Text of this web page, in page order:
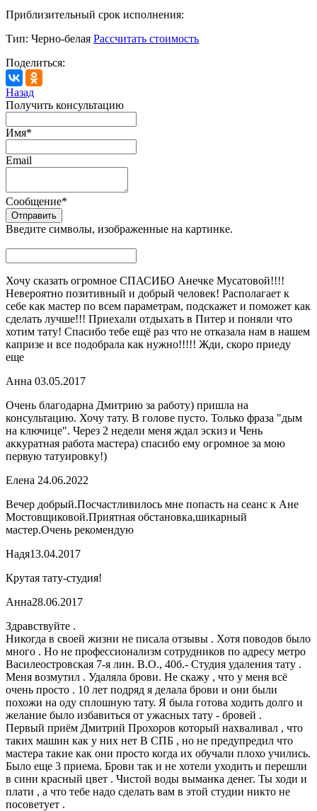
Приблизительный срок исполнения:
Тип: Черно-белая Рассчитать стоимость
Поделиться:
Назад
Получить консультацию
Имя*
Email
Сообщение*
Введите символы, изображенные на картинке.
Хочу сказать огромное СПАСИБО Анечке Мусатовой!!!!
Невероятно позитивный и добрый человек! Располагает к
себе как мастер по всем параметрам, подскажет и поможет как
сделать лучше!!! Приехали отдыхать в Питер и поняли что
хотим тату! Спасибо тебе ещё раз что не отказала нам в нашем
капризе и все подобрала как нужно!!!!! Жди, скоро приеду
еще
Анна 03.05.2017
Очень благодарна Дмитрию за работу) пришла на
консультацию. Хочу тату. В голове пусто. Только фраза "дым
на ключице". Через 2 недели меня ждал эскиз и Чень
аккуратная работа мастера) спасибо ему огромное за мою
первую татуировку!)
Елена 24.06.2022
Вечер добрый.Посчастливилось мне попасть на сеанс к Ане
Мостовщиковой.Приятная обстановка,шикарный
мастер.Очень рекомендую
Надя13.04.2017
Крутая тату-студия!
Анна28.06.2017
Здравствуйте .
Никогда в своей жизни не писала отзывы . Хотя поводов было
много . Но не профессионализм сотрудников по адресу метро
Василеостровская 7-я лин. В.О., 40б.- Студия удаления тату .
Меня возмутил . Удаляла брови. Не скажу , что у меня всё
очень просто . 10 лет подряд я делала брови и они были
похожи на оду сплошную тату. Я была готова ходить долго и
желание было избавиться от ужасных тату - бровей .
Первый приём Дмитрий Прохоров который нахваливал , что
таких машин как у них нет В СПБ , но не предупредил что
мастера такие как они просто когда их обучали плохо учились.
Было еще 3 приема. Брови так и не хотели уходить и перешли
в сини красный цвет . Чистой воды выманка денег. Ты ходи и
плати , а что тебе надо сделать вам в этой студии никто не
посоветует .